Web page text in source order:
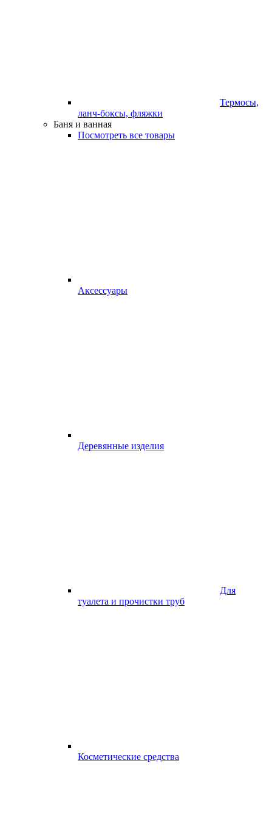
Термосы,
ланч-боксы, фляжки
Баня и ванная
Посмотреть все товары
Аксессуары
Деревянные изделия
Для
туалета и прочистки труб
Косметические средства